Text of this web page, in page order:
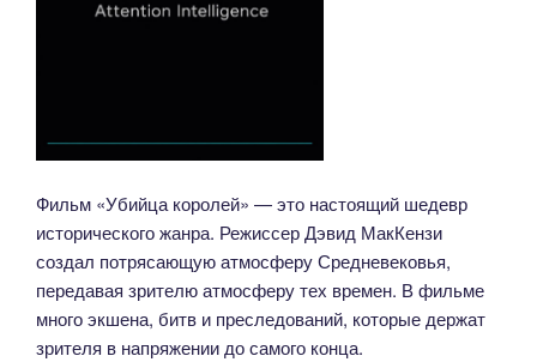
Фильм «Убийца королей» — это настоящий шедевр
исторического жанра. Режиссер Дэвид МакКензи
создал потрясающую атмосферу Средневековья,
передавая зрителю атмосферу тех времен. В фильме
много экшена, битв и преследований, которые держат
зрителя в напряжении до самого конца.